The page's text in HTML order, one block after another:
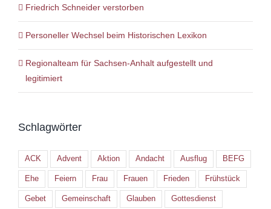
Friedrich Schneider verstorben
Personeller Wechsel beim Historischen Lexikon
Regionalteam für Sachsen-Anhalt aufgestellt und
legitimiert
Schlagwörter
ACK Advent Aktion Andacht Ausflug BEFG
Ehe Feiern Frau Frauen Frieden Frühstück
Gebet Gemeinschaft Glauben Gottesdienst